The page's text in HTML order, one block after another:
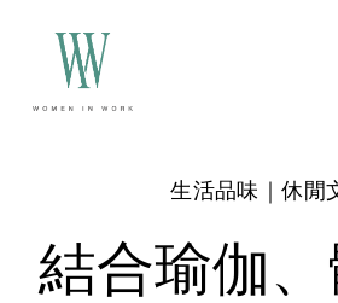
結合瑜伽、
生活品味｜休閒